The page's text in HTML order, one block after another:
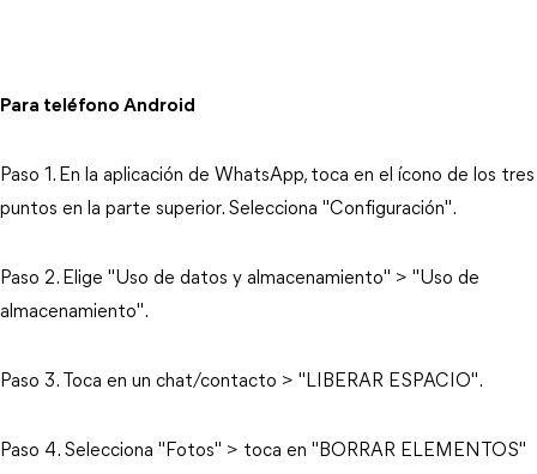
Para teléfono Android
Paso 1. En la aplicación de WhatsApp, toca en el ícono de los tres
puntos en la parte superior. Selecciona "Configuración".
Paso 2. Elige "Uso de datos y almacenamiento" > "Uso de
almacenamiento".
Paso 3. Toca en un chat/contacto > "LIBERAR ESPACIO".
Paso 4. Selecciona "Fotos" > toca en "BORRAR ELEMENTOS"